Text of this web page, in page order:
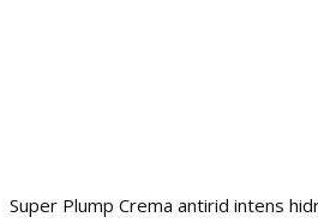
Super Plump Crema antirid intens